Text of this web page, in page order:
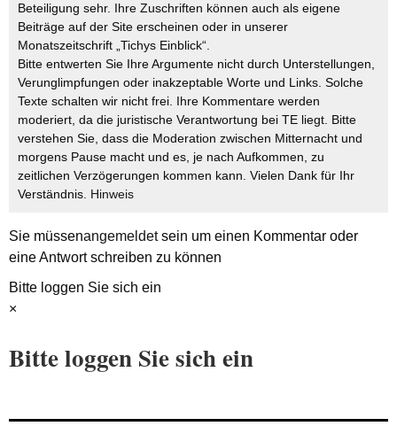
Beteiligung sehr. Ihre Zuschriften können auch als eigene
Beiträge auf der Site erscheinen oder in unserer
Monatszeitschrift „Tichys Einblick“.
Bitte entwerten Sie Ihre Argumente nicht durch Unterstellungen,
Verunglimpfungen oder inakzeptable Worte und Links. Solche
Texte schalten wir nicht frei. Ihre Kommentare werden
moderiert, da die juristische Verantwortung bei TE liegt. Bitte
verstehen Sie, dass die Moderation zwischen Mitternacht und
morgens Pause macht und es, je nach Aufkommen, zu
zeitlichen Verzögerungen kommen kann. Vielen Dank für Ihr
Verständnis. Hinweis
Sie müssenangemeldetsein um einen Kommentar oder
eine Antwort schreiben zu können
Bitte loggen Sie sich ein
×
Bitte loggen Sie sich ein